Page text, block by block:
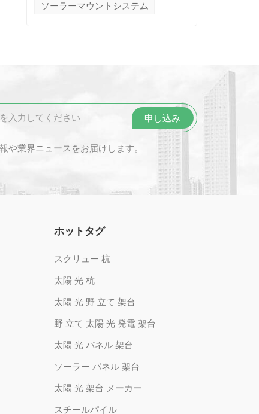
ソーラーマウントシステム
や業界ニュースをお届けします。
ホットタグ
スクリュー 杭
太陽 光 杭
太陽 光 野 立て 架台
野 立て 太陽 光 発電 架台
太陽 光 パネル 架台
ソーラー パネル 架台
太陽 光 架台 メーカー
スチールパイル